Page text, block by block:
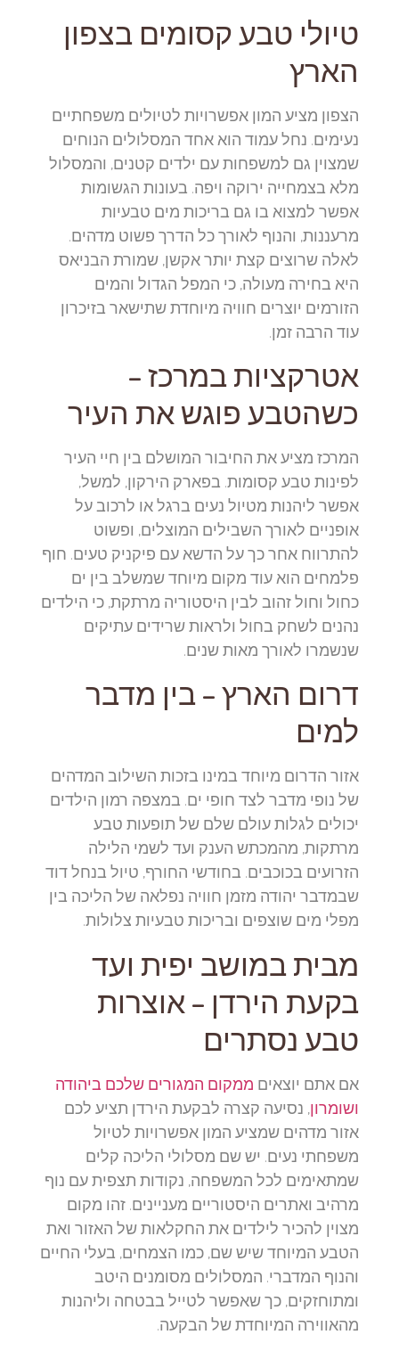
טיולי טבע קסומים בצפון
הארץ
הצפון מציע המון אפשרויות לטיולים משפחתיים
נעימים. נחל עמוד הוא אחד המסלולים הנוחים
שמצוין גם למשפחות עם ילדים קטנים, והמסלול
מלא בצמחייה ירוקה ויפה. בעונות הגשומות
אפשר למצוא בו גם בריכות מים טבעיות
מרעננות, והנוף לאורך כל הדרך פשוט מדהים.
לאלה שרוצים קצת יותר אקשן, שמורת הבניאס
היא בחירה מעולה, כי המפל הגדול והמים
הזורמים יוצרים חוויה מיוחדת שתישאר בזיכרון
עוד הרבה זמן.
אטרקציות במרכז –
כשהטבע פוגש את העיר
המרכז מציע את החיבור המושלם בין חיי העיר
לפינות טבע קסומות. בפארק הירקון, למשל,
אפשר ליהנות מטיול נעים ברגל או לרכוב על
אופניים לאורך השבילים המוצלים, ופשוט
להתרווח אחר כך על הדשא עם פיקניק טעים. חוף
פלמחים הוא עוד מקום מיוחד שמשלב בין ים
כחול וחול זהוב לבין היסטוריה מרתקת, כי הילדים
נהנים לשחק בחול ולראות שרידים עתיקים
שנשמרו לאורך מאות שנים.
דרום הארץ – בין מדבר
למים
אזור הדרום מיוחד במינו בזכות השילוב המדהים
של נופי מדבר לצד חופי ים. במצפה רמון הילדים
יכולים לגלות עולם שלם של תופעות טבע
מרתקות, מהמכתש הענק ועד לשמי הלילה
הזרועים בכוכבים. בחודשי החורף, טיול בנחל דוד
שבמדבר יהודה מזמן חוויה נפלאה של הליכה בין
מפלי מים שוצפים ובריכות טבעיות צלולות.
מבית במושב יפית ועד
בקעת הירדן – אוצרות
טבע נסתרים
אם אתם יוצאיםממקום המגורים שלכם ביהודה
ושומרון, נסיעה קצרה לבקעת הירדן תציע לכם
אזור מדהים שמציע המון אפשרויות לטיול
משפחתי נעים. יש שם מסלולי הליכה קלים
שמתאימים לכל המשפחה, נקודות תצפית עם נוף
מרהיב ואתרים היסטוריים מעניינים. זהו מקום
מצוין להכיר לילדים את החקלאות של האזור ואת
הטבע המיוחד שיש שם, כמו הצמחים, בעלי החיים
והנוף המדברי. המסלולים מסומנים היטב
ומתוחזקים, כך שאפשר לטייל בבטחה וליהנות
מהאווירה המיוחדת של הבקעה.